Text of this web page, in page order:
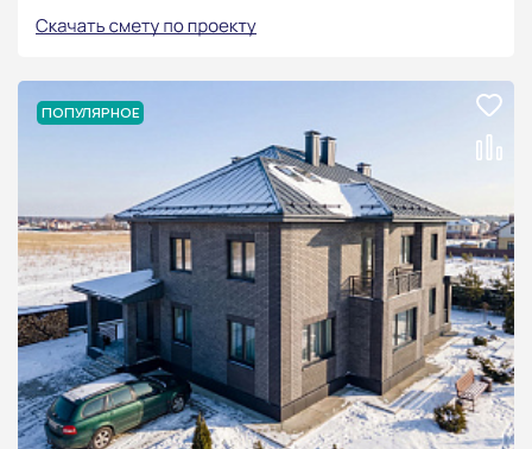
ПОПУЛЯРНОЕ